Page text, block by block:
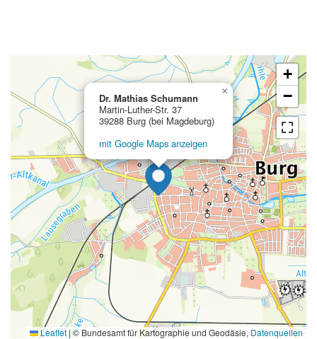
Dr. Mathias Schumann
Martin-Luther-Str. 37
39288 Burg (bei Magdeburg)
mit Google Maps anzeigen
×
+
−
Leaflet|© Bundesamt für Kartographie und Geodäsie, Datenquellen